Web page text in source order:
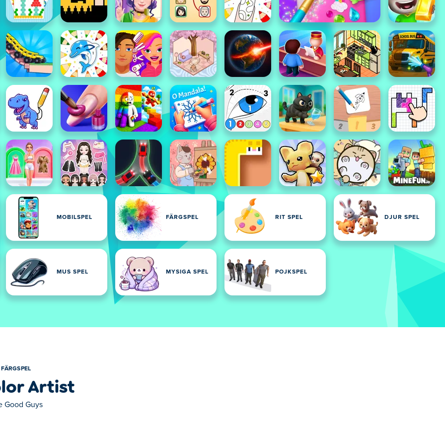
MOBILSPEL FÄRGSPEL RIT SPEL DJUR SPEL
MUS SPEL MYSIGA SPEL POJKSPEL
FÄRGSPEL
Artist
Good Guys